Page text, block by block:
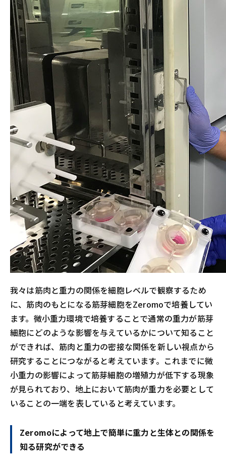
我々は筋肉と重力の関係を細胞レベルで観察するため
に、筋肉のもとになる筋芽細胞をZeromoで培養してい
ます。微小重力環境で培養することで通常の重力が筋芽
細胞にどのような影響を与えているかについて知ること
ができれば、筋肉と重力の密接な関係を新しい視点から
研究することにつながると考えています。これまでに微
小重力の影響によって筋芽細胞の増殖力が低下する現象
が見られており、地上において筋肉が重力を必要として
いることの一端を表していると考えています。
Zeromoによって地上で簡単に重力と生体との関係を
知る研究ができる